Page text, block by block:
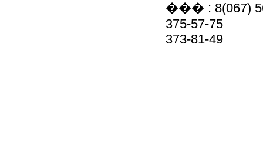
��� : 8(067)
375-57-75
373-81-49